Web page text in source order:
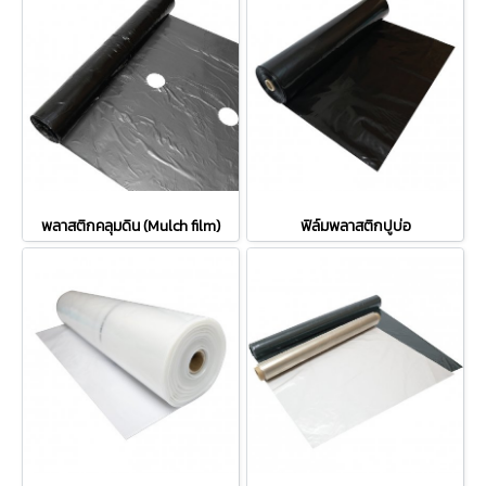
พลาสติกคลุมดิน (Mulch film) ฟิล์มพลาสติกปูบ่อ